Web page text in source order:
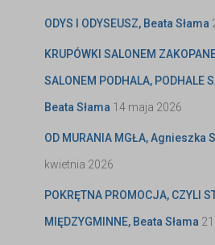
ODYS I ODYSEUSZ, Beata Słama
KRUPÓWKI SALONEM
SALONEM PODHALA, PODHALE
Beata Słama 14 maja 2026
OD MURANIA MGŁA, Agnieszka
kwietnia 2026
POKRĘTNA PROMOCJA, CZYLI
MIĘDZYGMINNE, Beata Słama